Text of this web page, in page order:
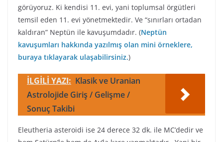
görüyoruz. Ki kendisi 11. evi, yani toplumsal örgütleri
temsil eden 11. evi yönetmektedir. Ve “sınırları ortadan
kaldıran” Neptün ile kavuşumdadır. (Neptün
kavuşumları hakkında yazılmış olan mini örneklere,
buraya tıklayarak ulaşabilirsiniz.)
İLGİLİ YAZI: Klasik ve Uranian
Astrolojide Giriş / Gelişme /
Sonuç Takibi
Eleutheria asteroidi ise 24 derece 32 dk. ile MC’dedir ve